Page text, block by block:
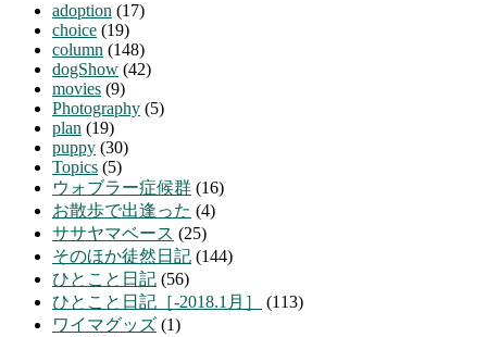
adoption (17)
choice (19)
column (148)
dogShow (42)
movies (9)
Photography (5)
plan (19)
puppy (30)
Topics (5)
ウォブラー症候群 (16)
お散歩で出逢った (4)
ササヤマベース (25)
そのほか徒然日記 (144)
ひとこと日記 (56)
ひとこと日記［-2018.1月］
(113)
ワイマグッズ (1)